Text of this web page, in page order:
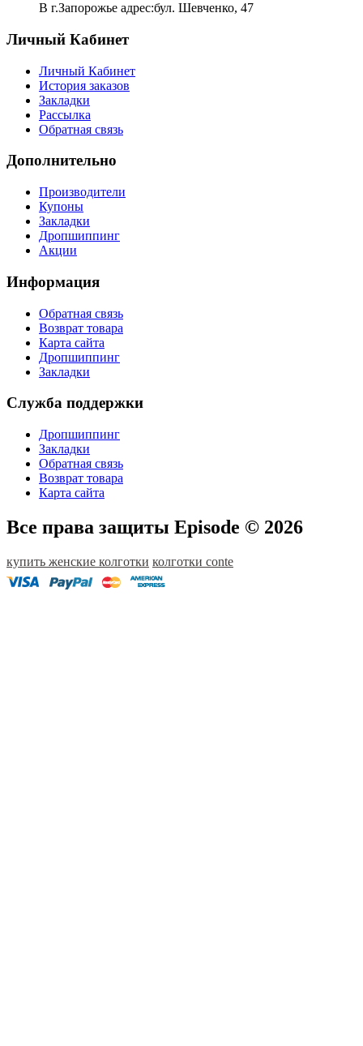
В г.Запорожье адрес:бул. Шевченко, 47
Личный Кабинет
Личный Кабинет
История заказов
Закладки
Рассылка
Обратная связь
Дополнительно
Производители
Купоны
Закладки
Дропшиппинг
Акции
Информация
Обратная связь
Возврат товара
Карта сайта
Дропшиппинг
Закладки
Служба поддержки
Дропшиппинг
Закладки
Обратная связь
Возврат товара
Карта сайта
Все права защиты Episode © 2026
купить женские колготки колготки conte